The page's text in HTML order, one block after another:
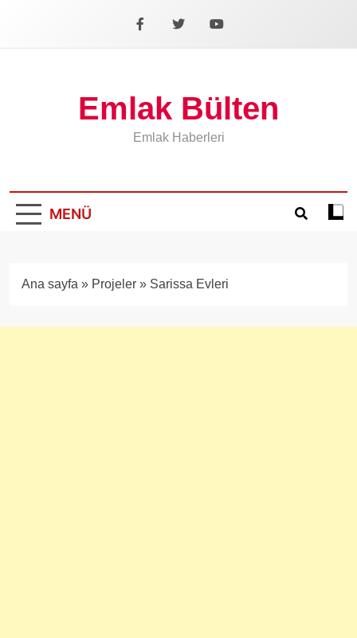
Facebook
X YouTube
Emlak Bülten
Emlak Haberleri
MENÜ
Koyu
Ana sayfa » Projeler » Sarissa Evleri